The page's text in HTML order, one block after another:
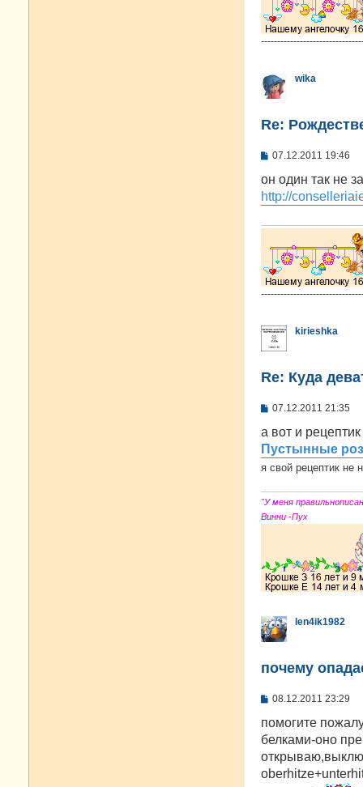
wika
Re:
С
о
щ
н
е
07.12.2011 19:46
он один так не
http://
kirieshka
Re: Куда
С
о
б
щ
е
е
07.12.2011 21:35
а вот и
Пустынные
я свой рецептик не
"У меня
Винни -Пух
len4ik1982
почему
С
о
щ
е
н
и
08.12.2011 23:29
помогите
белками-оно